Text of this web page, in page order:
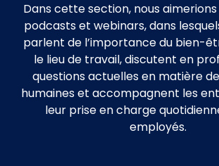
Dans cette section, nous
podcasts et webinars, dans
parlent de l’importance du bien-
le lieu de travail, discutent en
questions actuelles en matière
humaines et accompagnent les
leur prise en charge
employés.